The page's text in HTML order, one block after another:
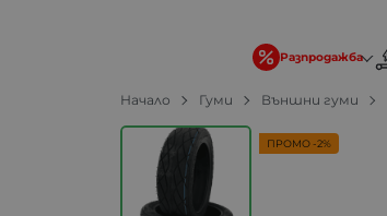
Разпродажба
Начало Гуми Външни гуми
ПРОМО -2%